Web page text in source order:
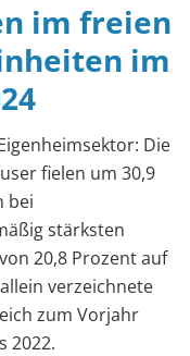
im freien
im
Die
fielen um 30,9
bei
stärksten
20,8 Prozent auf
verzeichnete
zum Vorjahr
2022.